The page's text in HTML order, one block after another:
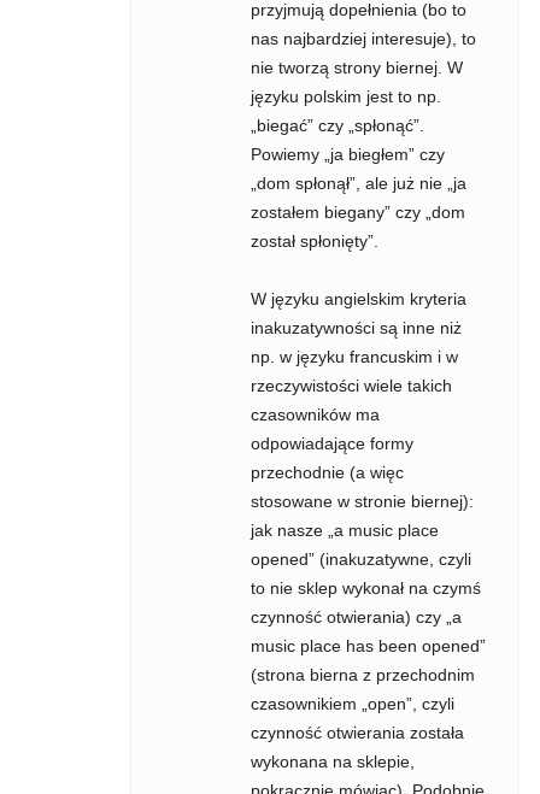
przyjmują dopełnienia (bo to
nas najbardziej interesuje), to
nie tworzą strony biernej. W
języku polskim jest to np.
„biegać” czy „spłonąć”.
Powiemy „ja biegłem” czy
„dom spłonął”, ale już nie „ja
zostałem biegany” czy „dom
został spłonięty”.
W języku angielskim kryteria
inakuzatywności są inne niż
np. w języku francuskim i w
rzeczywistości wiele takich
czasowników ma
odpowiadające formy
przechodnie (a więc
stosowane w stronie biernej):
jak nasze „a music place
opened” (inakuzatywne, czyli
to nie sklep wykonał na czymś
czynność otwierania) czy „a
music place has been opened”
(strona bierna z przechodnim
czasownikiem „open”, czyli
czynność otwierania została
wykonana na sklepie,